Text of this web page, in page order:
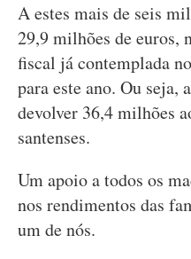
A estes mais de seis
29,9 milhões de euros,
fiscal já contemplada
para este ano. Ou seja,
devolver 36,4 milhões
santenses.
Um apoio a todos os
nos rendimentos das
um de nós.